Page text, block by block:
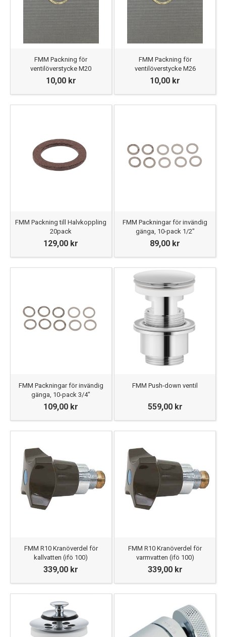
FMM Packning för
ventilöverstycke M20
10,00 kr
FMM Packning för
ventilöverstycke M26
10,00 kr
FMM Packning till Halvkoppling
20pack
129,00 kr
FMM Packningar för invändig
gänga, 10-pack 1/2"
89,00 kr
FMM Packningar för invändig
gänga, 10-pack 3/4"
109,00 kr
FMM Push-down ventil
559,00 kr
FMM R10 Kranöverdel för
kallvatten (ifö 100)
339,00 kr
FMM R10 Kranöverdel för
varmvatten (ifö 100)
339,00 kr